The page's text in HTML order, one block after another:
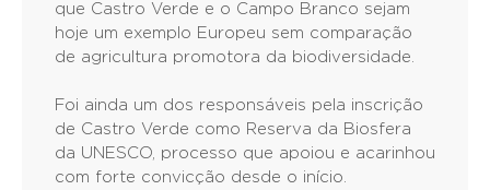
que Castro Verde e o Campo Branco sejam
hoje um exemplo Europeu sem comparação
de agricultura promotora da biodiversidade.
Foi ainda um dos responsáveis pela inscrição
de Castro Verde como Reserva da Biosfera
da UNESCO, processo que apoiou e acarinhou
com forte convicção desde o início.